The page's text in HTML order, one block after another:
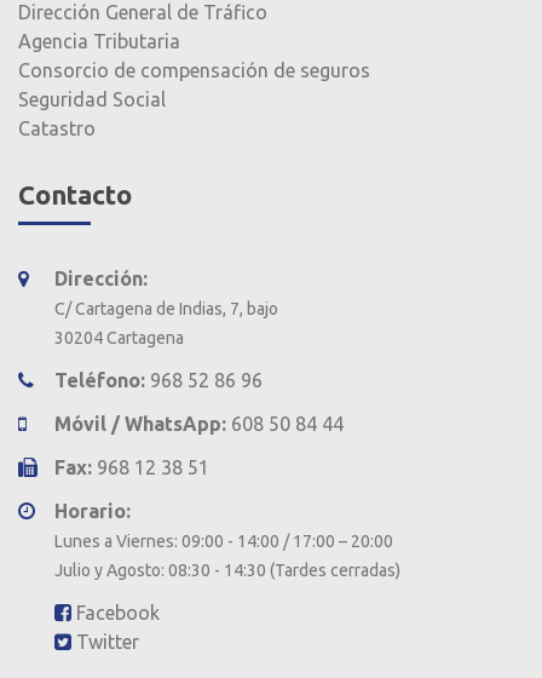
Dirección General de Tráfico
Agencia Tributaria
Consorcio de compensación de seguros
Seguridad Social
Catastro
Contacto
Dirección:
C/ Cartagena de Indias, 7, bajo
30204 Cartagena
Teléfono: 968 52 86 96
Móvil / WhatsApp: 608 50 84 44
Fax: 968 12 38 51
Horario:
Lunes a Viernes: 09:00 - 14:00 / 17:00 – 20:00
Julio y Agosto: 08:30 - 14:30 (Tardes cerradas)
Facebook
Twitter